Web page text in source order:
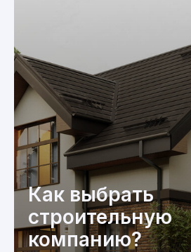
Как выбрать
строительную
компанию?